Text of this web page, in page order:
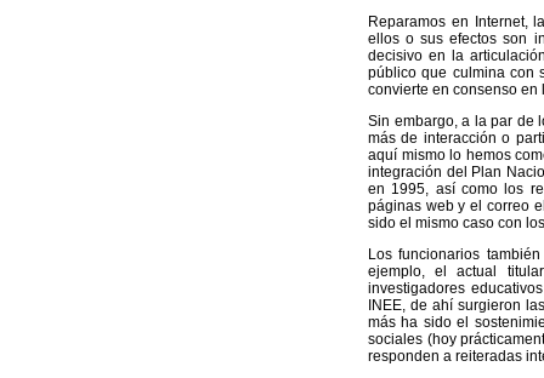
Reparamos en Internet,
ellos o sus efectos son
decisivo en la
público que culmina con
convierte en consenso en
Sin embargo, a la par de
más de interacción o
aquí mismo lo hemos
integración del Plan
en 1995, así como los
páginas web y el correo
sido el mismo caso con
Los funcionarios
ejemplo, el actual
investigadores
INEE, de ahí surgieron
más ha sido el
sociales (hoy
responden a reiteradas